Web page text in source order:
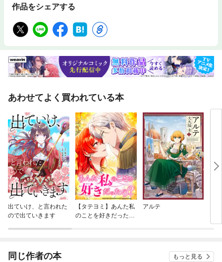
作品をシェアする
あわせてよく買われている本
出ていけ、と言われた
ので出ていきます
【タテヨミ】あんた私
のことを好きだった
アルテ
同じ作者の本 もっと見る